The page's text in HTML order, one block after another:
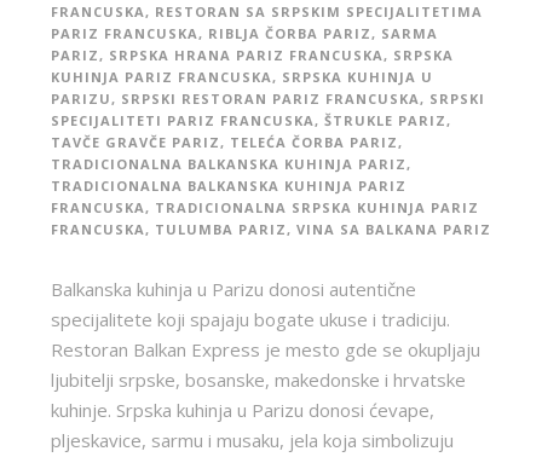
FRANCUSKA, RESTORAN SA SRPSKIM SPECIJALITETIMA
PARIZ FRANCUSKA, RIBLJA ČORBA PARIZ, SARMA
PARIZ, SRPSKA HRANA PARIZ FRANCUSKA, SRPSKA
KUHINJA PARIZ FRANCUSKA, SRPSKA KUHINJA U
PARIZU, SRPSKI RESTORAN PARIZ FRANCUSKA, SRPSKI
SPECIJALITETI PARIZ FRANCUSKA, ŠTRUKLE PARIZ,
TAVČE GRAVČE PARIZ, TELEĆA ČORBA PARIZ,
TRADICIONALNA BALKANSKA KUHINJA PARIZ,
TRADICIONALNA BALKANSKA KUHINJA PARIZ
FRANCUSKA, TRADICIONALNA SRPSKA KUHINJA PARIZ
FRANCUSKA, TULUMBA PARIZ, VINA SA BALKANA PARIZ
Balkanska kuhinja u Parizu donosi autentične
specijalitete koji spajaju bogate ukuse i tradiciju.
Restoran Balkan Express je mesto gde se okupljaju
ljubitelji srpske, bosanske, makedonske i hrvatske
kuhinje. Srpska kuhinja u Parizu donosi ćevape,
pljeskavice, sarmu i musaku, jela koja simbolizuju